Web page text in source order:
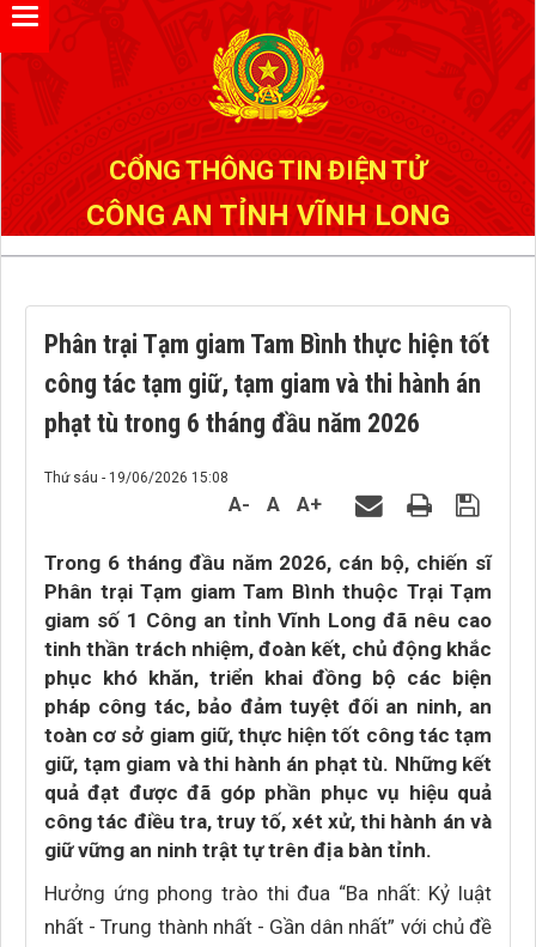
CỔNG THÔNG TIN ĐIỆN TỬ
CÔNG AN TỈNH VĨNH LONG
Phân trại Tạm giam Tam Bình thực hiện tốt
công tác tạm giữ, tạm giam và thi hành án
phạt tù trong 6 tháng đầu năm 2026
Thứ sáu - 19/06/2026 15:08
A- A A+
Trong 6 tháng đầu năm 2026, cán bộ, chiến sĩ
Phân trại Tạm giam Tam Bình thuộc Trại Tạm
giam số 1 Công an tỉnh Vĩnh Long đã nêu cao
tinh thần trách nhiệm, đoàn kết, chủ động khắc
phục khó khăn, triển khai đồng bộ các biện
pháp công tác, bảo đảm tuyệt đối an ninh, an
toàn cơ sở giam giữ, thực hiện tốt công tác tạm
giữ, tạm giam và thi hành án phạt tù. Những kết
quả đạt được đã góp phần phục vụ hiệu quả
công tác điều tra, truy tố, xét xử, thi hành án và
giữ vững an ninh trật tự trên địa bàn tỉnh.
Hưởng ứng phong trào thi đua “Ba nhất: Kỷ luật
nhất - Trung thành nhất - Gần dân nhất” với chủ đề